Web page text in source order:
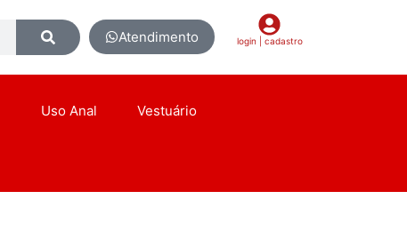
Atendimento login | cadastro
Uso Anal Vestuário